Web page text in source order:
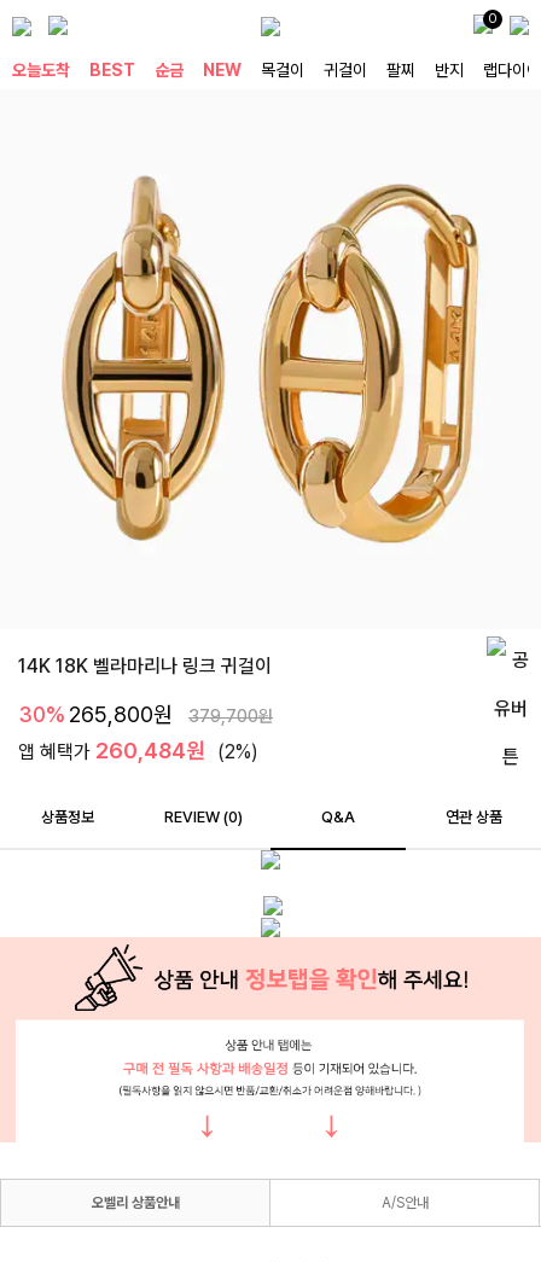
0
오늘도착 BEST 순금 NEW 목걸이 귀걸이 팔찌 반지 랩다이아
14K 18K 벨라마리나 링크 귀걸이
30% 265,800원 379,700원
앱 혜택가 260,484원 (2%)
상품정보 REVIEW (0) Q&A 연관 상품
오벨리 상품안내 A/S안내